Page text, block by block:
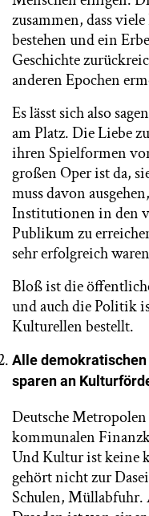
zusammen, dass
bestehen und ein
Geschichte
anderen Epochen
Es lässt sich also
am Platz. Die Liebe
ihren Spielformen
großen Oper ist da,
muss davon
Institutionen in den
Publikum zu
sehr erfolgreich
Bloß ist die
und auch die Politik
Kulturellen bestellt.
Alle
sparen an
Deutsche
kommunalen
Und Kultur ist keine
gehört nicht zur
Schulen,